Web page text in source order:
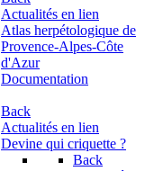
Actualités en lien
Atlas herpétologique de
Provence-Alpes-Côte
d'Azur
Documentation
Back
Actualités en lien
Devine qui criquette ?
Back